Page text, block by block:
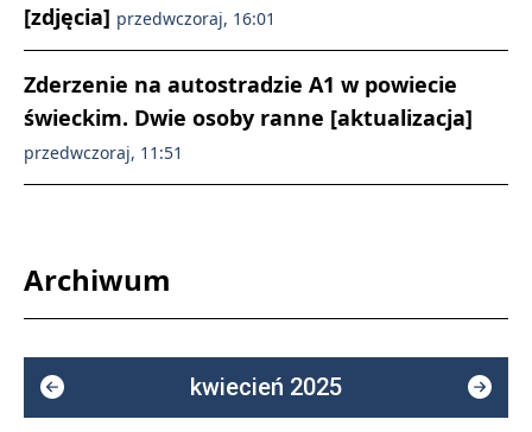
[zdjęcia] przedwczoraj, 16:01
Zderzenie na autostradzie A1 w powiecie
świeckim. Dwie osoby ranne [aktualizacja]
przedwczoraj, 11:51
Archiwum
kwiecień 2025